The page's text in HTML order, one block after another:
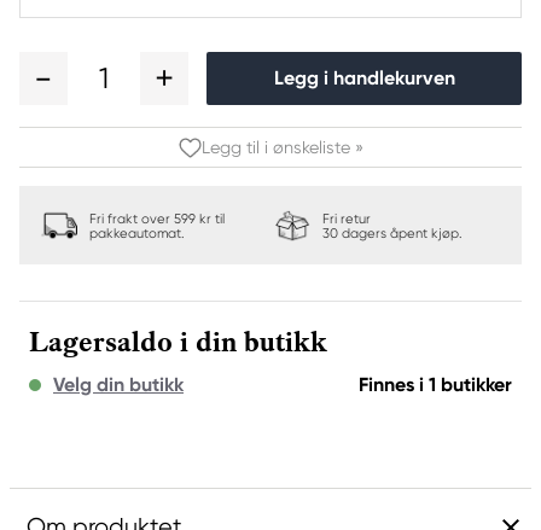
1 Legg i handlekurven
Legg til i ønskeliste »
Fri frakt over 599 kr til
pakkeautomat.
Fri retur
30 dagers åpent kjøp.
Lagersaldo i din butikk
Velg din butikk Finnes i 1 butikker